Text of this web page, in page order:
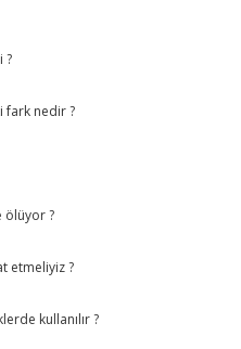
?
fark nedir ?
ölüyor ?
etmeliyiz ?
kullanılır ?